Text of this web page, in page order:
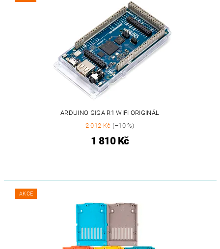
ARDUINO GIGA R1 WIFI ORIGINÁL
2 012 Kč(–10 %)
1 810 Kč
AKCE